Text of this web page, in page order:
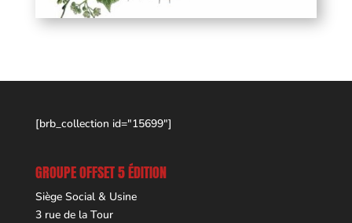
[brb_collection id="15699"]
GROUPE OFFSET 5 ÉDITION
Siège Social & Usine
3 rue de la Tour